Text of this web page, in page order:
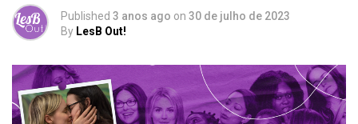
Published 3 anos ago on 30 de julho de 2023
By LesB Out!